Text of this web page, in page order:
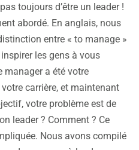
toujours d’être un leader !
abordé. En anglais, nous
entre « to manage »
les gens à vous
manager a été votre
carrière, et maintenant
votre problème est de
leader ? Comment ? Ce
Nous avons compilé